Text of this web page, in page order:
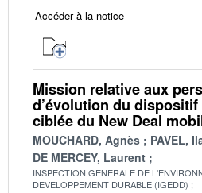
Accéder à la notice
Mission relative aux
d’évolution du
ciblée du New Deal
MOUCHARD, Agnès
PAVEL,
DE MERCEY, Laurent
INSPECTION GENERALE DE
DEVELOPPEMENT DURABLE (IGEDD)